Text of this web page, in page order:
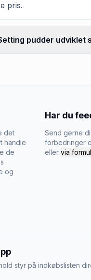
pris.
pudder udviklet
det
handle
de
og
Har du
Send gerne
forbedringer
eller via
styr på indkøbslisten